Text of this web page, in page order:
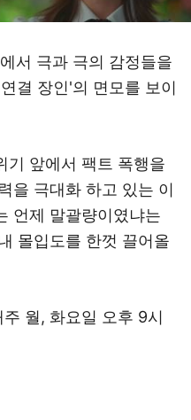
서 극과 극의 감정들을
결 장인'의 면모를 보이
기 앞에서 팩트 폭행을
을 극대화 하고 있는 이
언제 말괄량이였냐는
몰입도를 한껏 끌어올
월, 화요일 오후 9시